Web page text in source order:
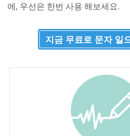
에, 우선은 한번 사용 해보세요.
지금 무료로 문자 일